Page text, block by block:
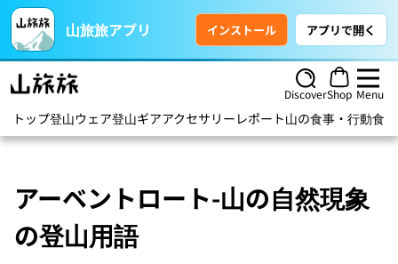
山旅旅アプリ インストール アプリで開く
DiscoverShop Menu
トップ登山ウェア登山ギアアクセサリー レポート山の食事・行動食
アーベントロート-山の自然現象
の登山用語